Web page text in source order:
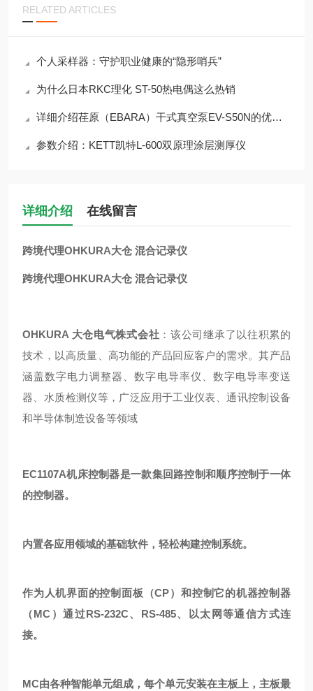
RELATED ARTICLES
个人采样器：守护职业健康的“隐形哨兵”
为什么日本RKC理化 ST-50热电偶这么热销
详细介绍荏原（EBARA）干式真空泵EV-S50N的优缺点
参数介绍：KETT凯特L-600双原理涂层测厚仪
详细介绍 在线留言
跨境代理OHKURA大仓 混合记录仪
跨境代理OHKURA大仓 混合记录仪
OHKURA 大仓电气株式会社 ：该公司继承了以往积累的
技术，以高质量、高功能的产品回应客户的需求。其产品
涵盖数字电力调整器、数字电导率仪、数字电导率变送
器、水质检测仪等，广泛应用于工业仪表、通讯控制设备
和半导体制造设备等领域
EC1107A机床控制器是一款集回路控制和顺序控制于一体
的控制器。
内置各应用领域的基础软件，轻松构建控制系统。
作为人机界面的控制面板（CP）和控制它的机器控制器
（MC）通过RS-232C、RS-485、以太网等通信方式连
接。
MC由各种智能单元组成，每个单元安装在主板上，主板最